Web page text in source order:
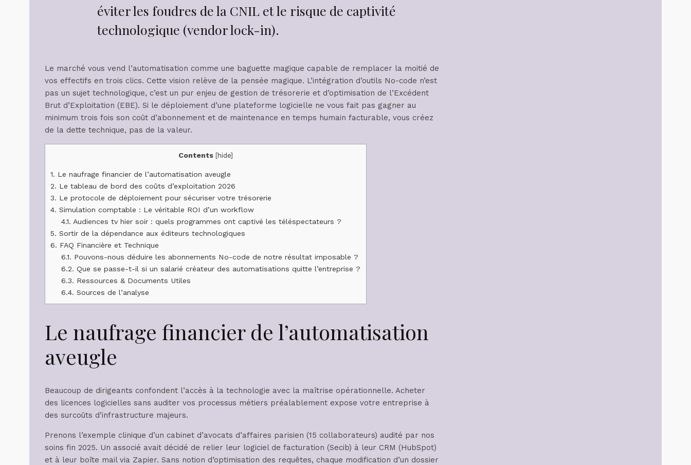
éviter les foudres de la CNIL et le risque de captivité
technologique (vendor lock-in).
Le marché vous vend l’automatisation comme une baguette magique capable de remplacer la moitié de
vos effectifs en trois clics. Cette vision relève de la pensée magique. L’intégration d’outils No-code n’est
pas un sujet technologique, c’est un pur enjeu de gestion de trésorerie et d’optimisation de l’Excédent
Brut d’Exploitation (EBE). Si le déploiement d’une plateforme logicielle ne vous fait pas gagner au
minimum trois fois son coût d’abonnement et de maintenance en temps humain facturable, vous créez
de la dette technique, pas de la valeur.
Contents [hide]
1. Le naufrage financier de l’automatisation aveugle
2. Le tableau de bord des coûts d’exploitation 2026
3. Le protocole de déploiement pour sécuriser votre trésorerie
4. Simulation comptable : Le véritable ROI d’un workflow
4.1. Audiences tv hier soir : quels programmes ont captivé les téléspectateurs ?
5. Sortir de la dépendance aux éditeurs technologiques
6. FAQ Financière et Technique
6.1. Pouvons-nous déduire les abonnements No-code de notre résultat imposable ?
6.2. Que se passe-t-il si un salarié créateur des automatisations quitte l’entreprise ?
6.3. Ressources & Documents Utiles
6.4. Sources de l’analyse
Le naufrage financier de l’automatisation
aveugle
Beaucoup de dirigeants confondent l’accès à la technologie avec la maîtrise opérationnelle. Acheter
des licences logicielles sans auditer vos processus métiers préalablement expose votre entreprise à
des surcoûts d’infrastructure majeurs.
Prenons l’exemple clinique d’un cabinet d’avocats d’affaires parisien (15 collaborateurs) audité par nos
soins fin 2025. Un associé avait décidé de relier leur logiciel de facturation (Secib) à leur CRM (HubSpot)
et à leur boîte mail via Zapier. Sans notion d’optimisation des requêtes, chaque modification d’un dossier